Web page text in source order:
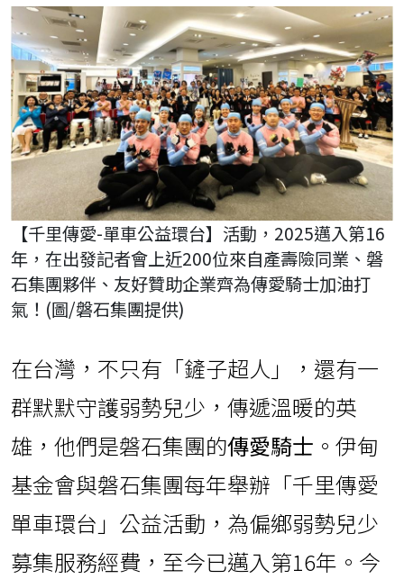
【千里傳愛-單車公益環台】活動，2025邁入第16
年，在出發記者會上近200位來自產壽險同業、磐
石集團夥伴、友好贊助企業齊為傳愛騎士加油打
氣！(圖/磐石集團提供)
在台灣，不只有「鏟子超人」，還有一
群默默守護弱勢兒少，傳遞溫暖的英
雄，他們是磐石集團的傳愛騎士 。伊甸
基金會與磐石集團每年舉辦「千里傳愛
單車環台」公益活動，為偏鄉弱勢兒少
募集服務經費，至今已邁入第16年。今